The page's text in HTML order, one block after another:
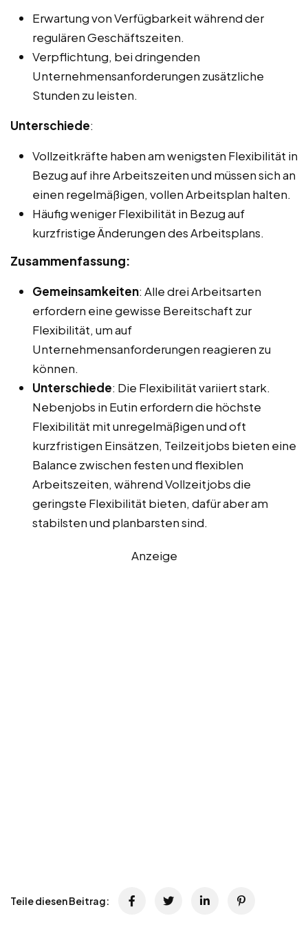
Erwartung von Verfügbarkeit während der
regulären Geschäftszeiten.
Verpflichtung, bei dringenden
Unternehmensanforderungen zusätzliche
Stunden zu leisten.
Unterschiede:
Vollzeitkräfte haben am wenigsten Flexibilität in
Bezug auf ihre Arbeitszeiten und müssen sich an
einen regelmäßigen, vollen Arbeitsplan halten.
Häufig weniger Flexibilität in Bezug auf
kurzfristige Änderungen des Arbeitsplans.
Zusammenfassung:
Gemeinsamkeiten: Alle drei Arbeitsarten
erfordern eine gewisse Bereitschaft zur
Flexibilität, um auf
Unternehmensanforderungen reagieren zu
können.
Unterschiede: Die Flexibilität variiert stark.
Nebenjobs in Eutin erfordern die höchste
Flexibilität mit unregelmäßigen und oft
kurzfristigen Einsätzen, Teilzeitjobs bieten eine
Balance zwischen festen und flexiblen
Arbeitszeiten, während Vollzeitjobs die
geringste Flexibilität bieten, dafür aber am
stabilsten und planbarsten sind.
Anzeige
Teile diesen Beitrag: